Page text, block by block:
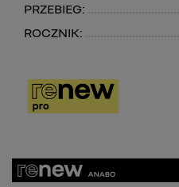
PRZEBIEG:
ROCZNIK: